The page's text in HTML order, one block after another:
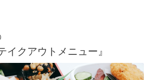
イクアウトメニュー』